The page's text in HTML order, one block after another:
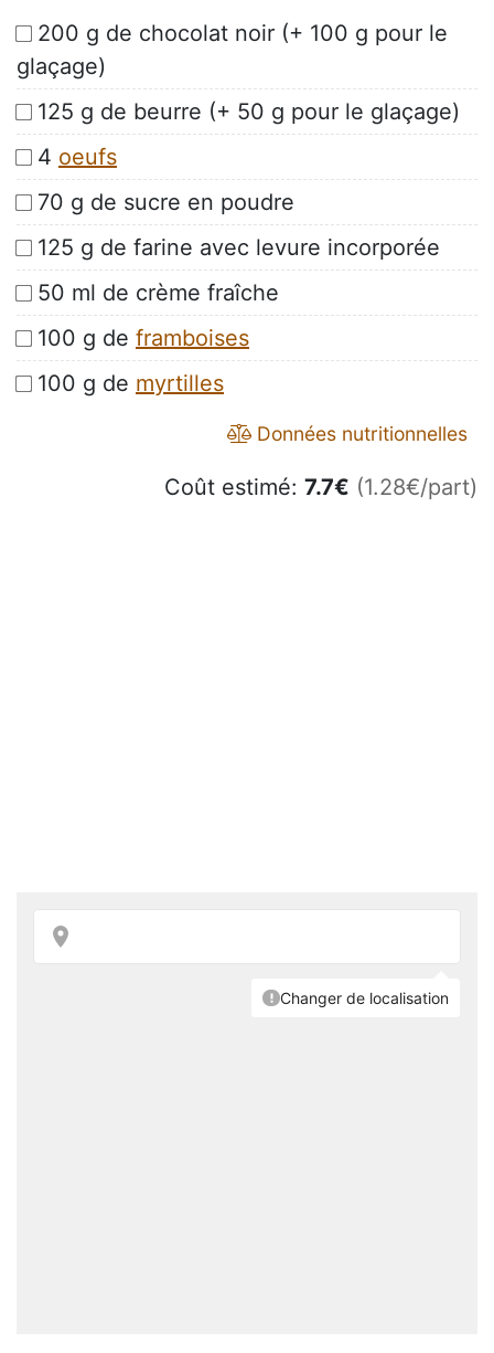
200 g de chocolat noir (+ 100 g pour le
glaçage)
125 g de beurre (+ 50 g pour le glaçage)
4 oeufs
70 g de sucre en poudre
125 g de farine avec levure incorporée
50 ml de crème fraîche
100 g de framboises
100 g de myrtilles
Données nutritionnelles
Coût estimé: 7.7€ (1.28€/part)